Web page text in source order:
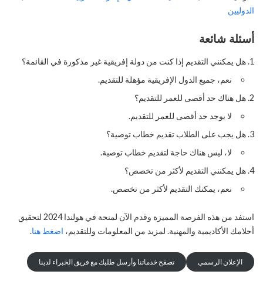
الدوليين
أسئلة شائعة
هل يمكنني التقديم إذا كنت من دولة إفريقية غير مذكورة في القائمة؟
نعم، جميع الدول الإفريقية مؤهلة للتقديم.
هل هناك حد أقصى للعمر للتقديم؟
لا يوجد حد أقصى للعمر للتقديم.
هل يجب على الطلاب تقديم خطاب توصية؟
لا، ليس هناك حاجة لتقديم خطاب توصية.
هل يمكنني التقديم لأكثر من تخصص؟
نعم، يمكنك التقديم لأكثر من تخصص.
استفد من هذه الفرصة المميزة وقدم الآن لمنحة في هولندا 2024 لتحقيق
أحلامك الأكاديمية والمهنية. لمزيد من المعلومات وللتقديم، اضغط هنا.
الإعلان الرسمي تصفح خدماتنا وأرسل طلبك مع فريق الخبراء لدينا